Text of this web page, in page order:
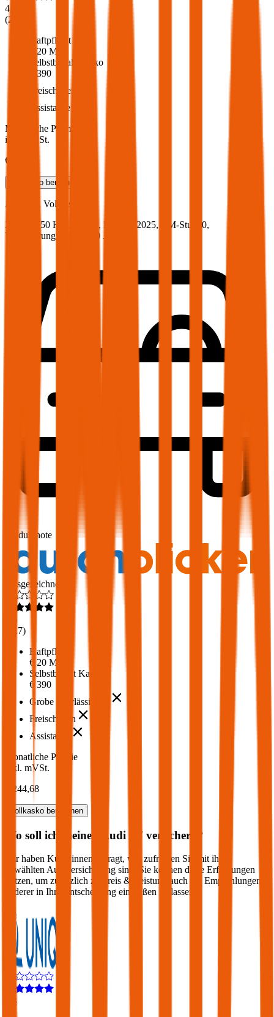
4,6
(217
Haftpflicht
€ 20 Mio.
Selbstbehalt Kasko
€ 390
Freischaden
Assistance
Monatliche Prämie
inkl. mVSt.
€ 157,64
Teilkasko berechnen
Audi
A7, Vollkasko
204 PS/150 KW, hybrid, Baujahr 2025, BM-Stufe 0,
Versicherungsnehmer 30 Jahre
Produktnote
Ausgezeichnet
217)
Haftpflicht
€ 20 Mio.
Selbstbehalt Kasko
€ 390
Grobe Fahrlässigkeit
Freischaden
Assistance
Monatliche Prämie
inkl. mVSt.
€ 244,68
Vollkasko berechnen
Wo soll ich meinen Audi A7 versichern?
Wir haben Kund:innen befragt, wie zufrieden Sie mit ihrer
gewählten Autoversicherung sind. Sie können diese Erfahrungen
nutzen, um zusätzlich zu Preis & Leistung auch die Empfehlungen
anderer in Ihre Entscheidung einfließen zu lassen:
4,3